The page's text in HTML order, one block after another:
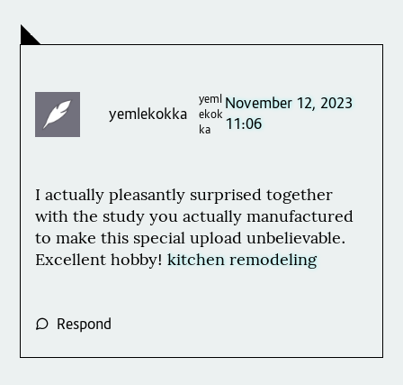
yemlekokka
yeml
ekok
ka
November 12, 2023
11:06
I actually pleasantly surprised together
with the study you actually manufactured
to make this special upload unbelievable.
Excellent hobby!kitchen remodeling
Respond